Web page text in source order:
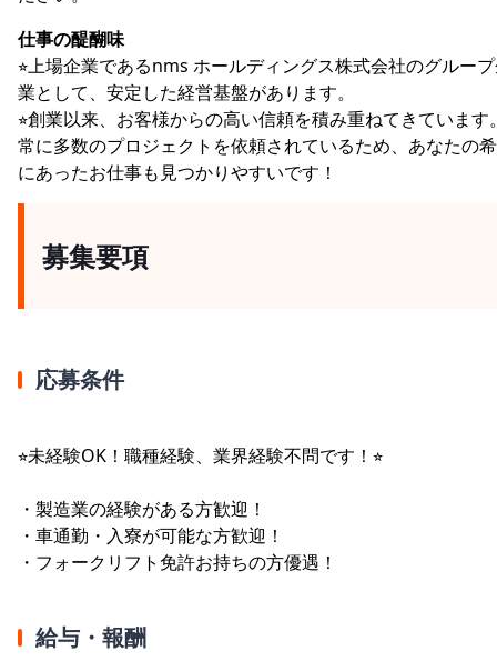
仕事の醍醐味
⭐︎上場企業であるnms ホールディングス株式会社のグルー
業として、安定した経営基盤があります。
⭐︎創業以来、お客様からの高い信頼を積み重ねてきています
常に多数のプロジェクトを依頼されているため、あなたの
にあったお仕事も見つかりやすいです！
募集要項
応募条件
⭐︎未経験OK！職種経験、業界経験不問です！⭐︎
・製造業の経験がある方歓迎！
・車通勤・入寮が可能な方歓迎！
・フォークリフト免許お持ちの方優遇！
給与・報酬